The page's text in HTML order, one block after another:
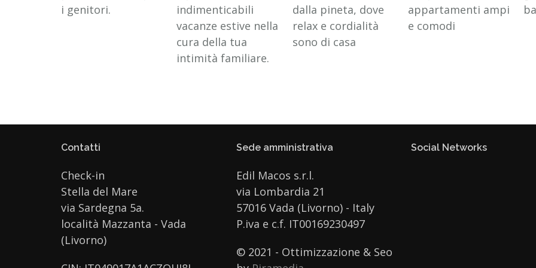
i genitori.
indimenticabili
vacanze estive nella
cura della tua
intimità familiare.
dalla pineta, dove
relax e cordialità
sono di casa
appartamenti ampi
e comodi
Contatti
Check-in
Stella del Mare
via Sardegna 5a.
località Mazzanta - Vada
(Livorno)
Sede amministrativa
Edil Macos s.r.l.
via Lombardia 21
57016 Vada (Livorno) - Italy
P.iva e c.f. IT00169230497
© 2021 - Ottimizzazione & Seo
Social Networks